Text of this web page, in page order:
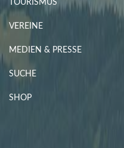
TOURISMUS
VEREINE
MEDIEN & PRESSE
SUCHE
SHOP